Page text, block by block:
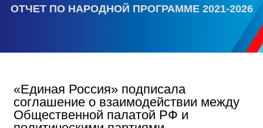
ОТЧЕТ ПО НАРОДНОЙ ПРОГРАММЕ 2021-2026
«Единая Россия» подписала
соглашение о взаимодействии между
Общественной палатой РФ и